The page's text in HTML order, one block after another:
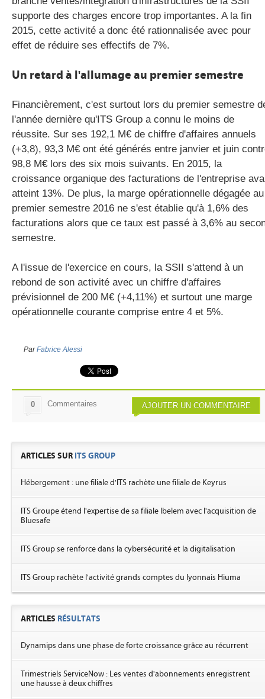
supporte des charges encore trop importantes. A la fin
2015, cette activité a donc été rationnalisée avec pour
effet de réduire ses effectifs de 7%.
Un retard à l'allumage au premier semestre
Financièrement, c'est surtout lors du premier semestre
l'année dernière qu'ITS Group a connu le moins de
réussite. Sur ses 192,1 M€ de chiffre d'affaires annuels
(+3,8), 93,3 M€ ont été générés entre janvier et juin
98,8 M€ lors des six mois suivants. En 2015, la
croissance organique des facturations de l'entreprise
atteint 13%. De plus, la marge opérationnelle dégagée au
premier semestre 2016 ne s'est établie qu'à 1,6% des
facturations alors que ce taux est passé à 3,6% au
semestre.
A l'issue de l'exercice en cours, la SSII s'attend à un
rebond de son activité avec un chiffre d'affaires
prévisionnel de 200 M€ (+4,11%) et surtout une marge
opérationnelle courante comprise entre 4 et 5%.
ParFabrice Alessi
AJOUTER UN COMMENTAIRE
0 Commentaires
ARTICLES SUR ITS GROUP
Hébergement : une filiale d'ITS rachète une filiale de Keyrus
ITS Groupe étend l'expertise de sa filiale Ibelem avec l'acquisition de
Bluesafe
ITS Group se renforce dans la cybersécurité et la digitalisation
ITS Group rachète l'activité grands comptes du lyonnais Hiuma
ARTICLES RÉSULTATS
Dynamips dans une phase de forte croissance grâce au récurrent
Trimestriels ServiceNow : Les ventes d'abonnements enregistrent
une hausse à deux chiffres